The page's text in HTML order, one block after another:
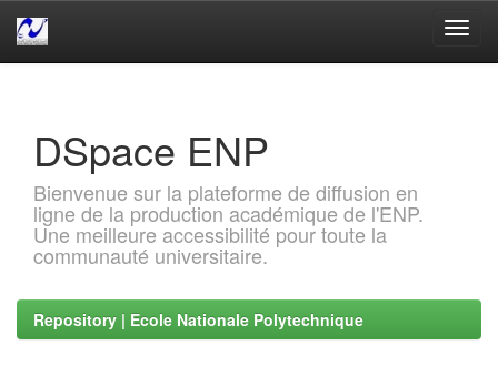
DSpace ENP
Bienvenue sur la plateforme de diffusion en
ligne de la production académique de l'ENP.
Une meilleure accessibilité pour toute la
communauté universitaire.
Repository | Ecole Nationale Polytechnique